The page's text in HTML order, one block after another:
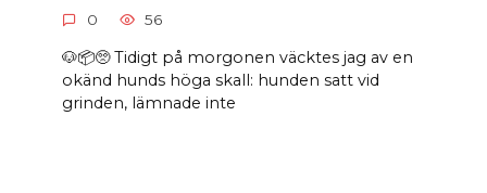
0 56
🐶📦🥺 Tidigt på morgonen väcktes jag av en
okänd hunds höga skall: hunden satt vid
grinden, lämnade inte